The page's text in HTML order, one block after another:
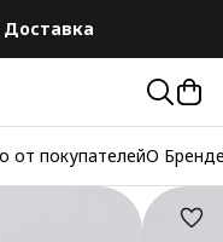
от покупателейО